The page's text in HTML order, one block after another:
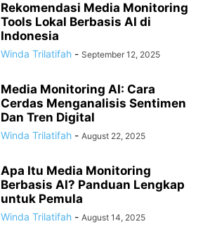
Rekomendasi Media Monitoring
Tools Lokal Berbasis AI di
Indonesia
Winda Trilatifah - September 12, 2025
Media Monitoring AI: Cara
Cerdas Menganalisis Sentimen
Dan Tren Digital
Winda Trilatifah - August 22, 2025
Apa Itu Media Monitoring
Berbasis AI? Panduan Lengkap
untuk Pemula
Winda Trilatifah - August 14, 2025